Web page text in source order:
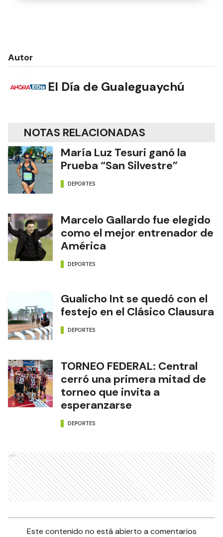
Autor
El Día de Gualeguaychú
NOTAS RELACIONADAS
María Luz Tesuri ganó la
Prueba “San Silvestre”
DEPORTES
Marcelo Gallardo fue elegido
como el mejor entrenador de
América
DEPORTES
Gualicho Int se quedó con el
festejo en el Clásico Clausura
DEPORTES
TORNEO FEDERAL: Central
cerró una primera mitad de
torneo que invita a
esperanzarse
DEPORTES
Ads
Este contenido no está abierto a comentarios